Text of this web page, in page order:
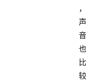
，
声
音
也
比
较